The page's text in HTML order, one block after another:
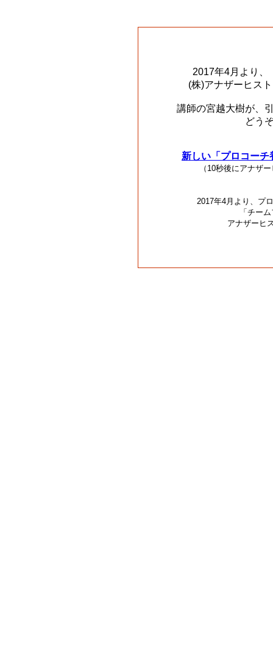
2017年4月より、
(株)アナザーヒス
講師の宮越大樹が、
どう
新しい「プロコー
（10秒後にアナザ
2017年4月より、プ
「チー
アナザーヒ